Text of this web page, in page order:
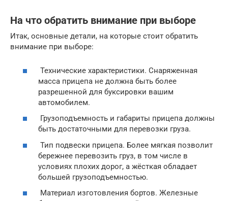
На что обратить внимание при выборе
Итак, основные детали, на которые стоит обратить
внимание при выборе:
Технические характеристики. Снаряженная
масса прицепа не должна быть более
разрешенной для буксировки вашим
автомобилем.
Грузоподъемность и габариты прицепа должны
быть достаточными для перевозки груза.
Тип подвески прицепа. Более мягкая позволит
бережнее перевозить груз, в том числе в
условиях плохих дорог, а жёсткая обладает
большей грузоподъемностью.
Материал изготовления бортов. Железные